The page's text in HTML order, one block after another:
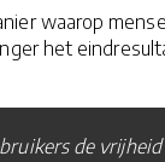
waarop
het
de vrijheid